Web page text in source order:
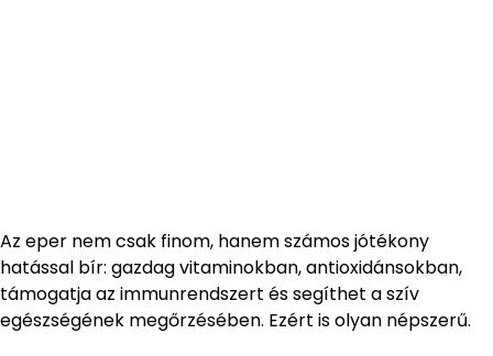
Az eper nem csak finom, hanem számos jótékony
hatással bír: gazdag vitaminokban, antioxidánsokban,
támogatja az immunrendszert és segíthet a szív
egészségének megőrzésében. Ezért is olyan népszerű.